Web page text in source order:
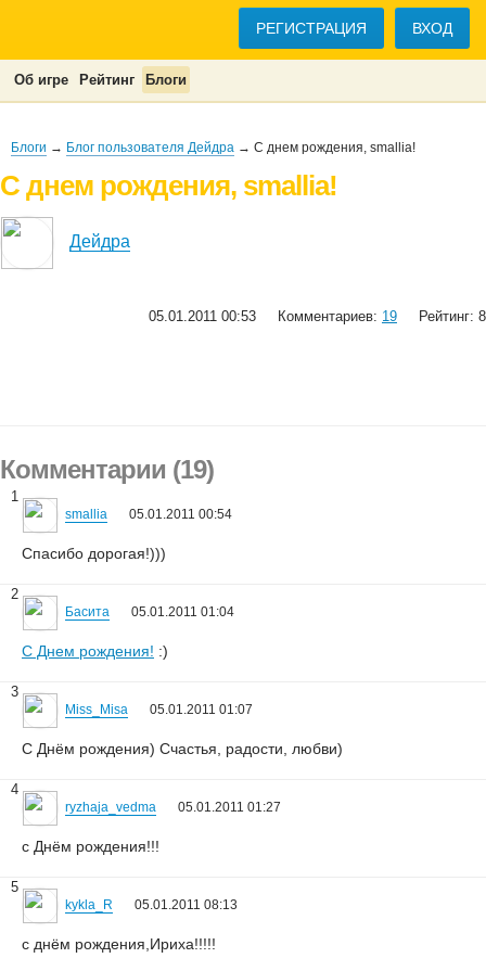
РЕГИСТРАЦИЯ ВХОД
Об игре Рейтинг Блоги
Блоги → Блог пользователя Дейдра → С днем рождения, smallia!
С днем рождения, smallia!
Дейдра
05.01.2011 00:53 Комментариев: 19 Рейтинг: 8
Комментарии (19)
1
smallia 05.01.2011 00:54
Спасибо дорогая!)))
2
Басита 05.01.2011 01:04
С Днем рождения! :)
3
Miss_Misa 05.01.2011 01:07
С Днём рождения) Счастья, радости, любви)
4
ryzhaja_vedma 05.01.2011 01:27
с Днём рождения!!!
5
kykla_R 05.01.2011 08:13
с днём рождения,Ириха!!!!!